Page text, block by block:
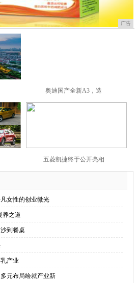
广告
奥迪国产全新A3，造
五菱凯捷终于公开亮相
女性的创业微光
养之道
到餐桌
产业
元布局绘就产业新